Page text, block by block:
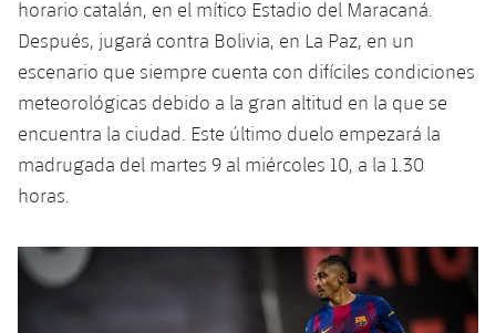
horario catalán, en el mítico Estadio del Maracaná.
Después, jugará contra Bolivia, en La Paz, en un
escenario que siempre cuenta con difíciles condiciones
meteorológicas debido a la gran altitud en la que se
encuentra la ciudad. Este último duelo empezará la
madrugada del martes 9 al miércoles 10, a la 1.30
horas.